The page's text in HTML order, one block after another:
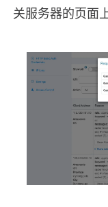
关服务器的页面上